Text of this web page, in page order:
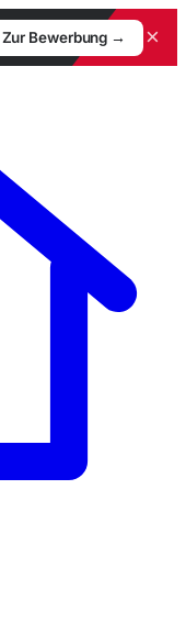
Zur Bewerbung → ×